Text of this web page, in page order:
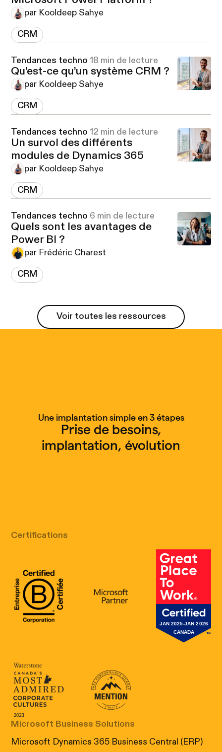
par Kooldeep Sahye
CRM
Tendances techno 18 min de lecture
Qu’est-ce qu’un système CRM ?
par Kooldeep Sahye
CRM
Tendances techno 12 min de lecture
Un survol des différents
modules de Dynamics 365
par Kooldeep Sahye
CRM
Tendances techno 6 min de lecture
Quels sont les avantages de
Power BI ?
par Frédéric Charest
CRM
Voir toutes les ressources
Une implantation simple en 3 étapes
Prise de besoins,
implantation, évolution
Certifications
B Corp Certification
Microsoft Great
Canada's Most Admired Corporate
Prix performance Quebec
Microsoft Business Solutions
Microsoft Dynamics 365 Business Central (ERP)